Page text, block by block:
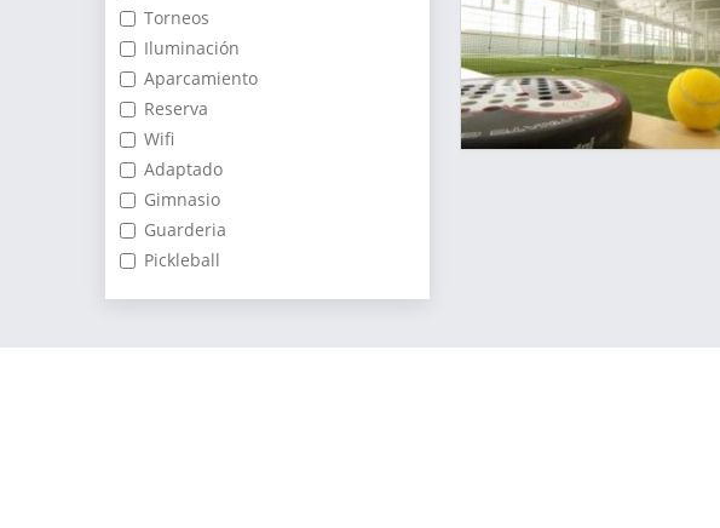
Torneos
Iluminación
Aparcamiento
Reserva
Wifi
Adaptado
Gimnasio
Guarderia
Pickleball